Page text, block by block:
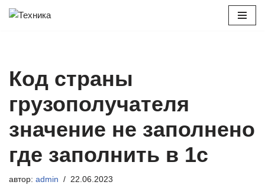
Код страны
грузополучателя
значение не заполнено
где заполнить в 1с
автор: admin 22.06.2023